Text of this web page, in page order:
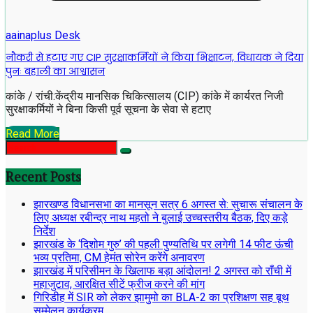
aainaplus Desk
नौकरी से हटाए गए CIP सुरक्षाकर्मियों ने किया भिक्षाटन, विधायक ने दिया
पुनः बहाली का आश्वासन
कांके / रांची:केंद्रीय मानसिक चिकित्सालय (CIP) कांके में कार्यरत निजी
सुरक्षाकर्मियों ने बिना किसी पूर्व सूचना के सेवा से हटाए
Read More
Recent Posts
झारखण्ड विधानसभा का मानसून सत्र 6 अगस्त से: सुचारू संचालन के
लिए अध्यक्ष रबीन्द्र नाथ महतो ने बुलाई उच्चस्तरीय बैठक, दिए कड़े
निर्देश
झारखंड के ‘दिशोम गुरु’ की पहली पुण्यतिथि पर लगेगी 14 फीट ऊंची
भव्य प्रतिमा, CM हेमंत सोरेन करेंगे अनावरण
झारखंड में परिसीमन के खिलाफ बड़ा आंदोलन! 2 अगस्त को राँची में
महाजुटाव, आरक्षित सीटें फ्रीज करने की मांग
गिरिडीह में SIR को लेकर झामुमो का BLA-2 का प्रशिक्षण सह बूथ